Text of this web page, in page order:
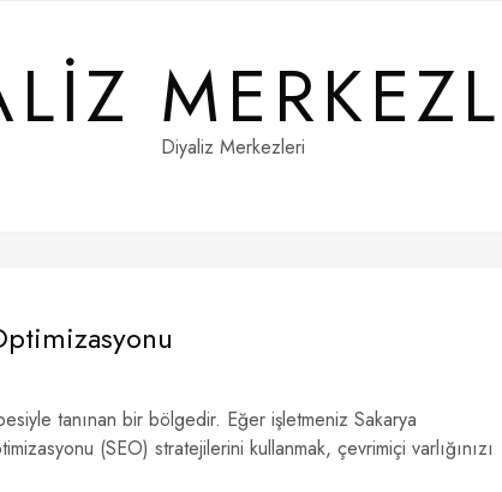
Diyaliz Merkezleri
tanınan bir bölgedir. Eğer işletmeniz Sakarya
(SEO) stratejilerini kullanmak, çevrimiçi varlığınızı